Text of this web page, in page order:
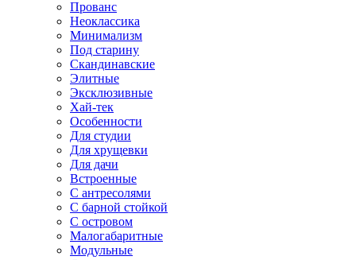
Прованс
Неоклассика
Минимализм
Под старину
Скандинавские
Элитные
Эксклюзивные
Хай-тек
Особенности
Для студии
Для хрущевки
Для дачи
Встроенные
С антресолями
С барной стойкой
С островом
Малогабаритные
Модульные